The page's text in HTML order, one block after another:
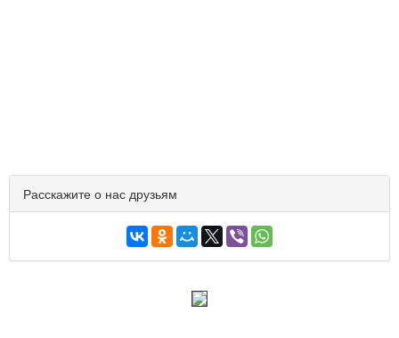
Расскажите о нас друзьям